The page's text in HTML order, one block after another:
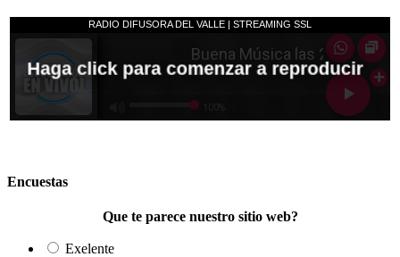
Encuestas
Que te parece nuestro sitio web?
Exelente